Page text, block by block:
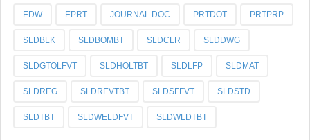
EDW EPRT JOURNAL.DOC PRTDOT PRTPRP
SLDBLK SLDBOMBT SLDCLR SLDDWG
SLDGTOLFVT SLDHOLTBT SLDLFP SLDMAT
SLDREG SLDREVTBT SLDSFFVT SLDSTD
SLDTBT SLDWELDFVT SLDWLDTBT